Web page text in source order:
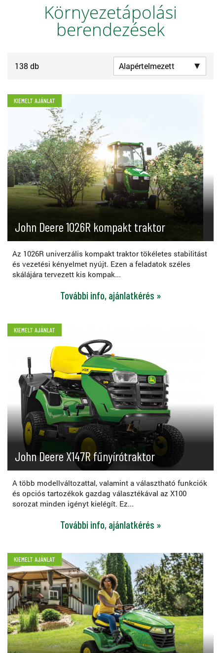
Környezetápolási
berendezések
138 db
KIEMELT AJÁNLAT
John Deere 1026R kompakt traktor
Az 1026R univerzális kompakt traktor tökéletes stabilitást
és vezetési kényelmet nyújt. Ezen a feladatok széles
skálájára tervezett kis kompak...
További info, ajánlatkérés »
KIEMELT AJÁNLAT
John Deere X147R fűnyírótraktor
A több modellváltozattal, valamint a választható funkciók
és opciós tartozékok gazdag választékával az X100
sorozat minden igényt kielégít. Ez...
További info, ajánlatkérés »
KIEMELT AJÁNLAT